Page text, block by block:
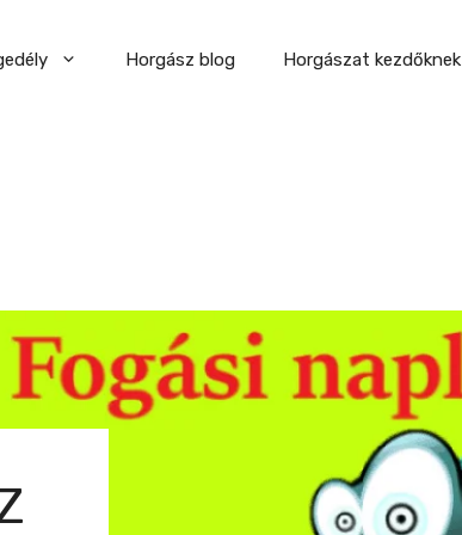
Horgász blog Horgászat kezdőknek